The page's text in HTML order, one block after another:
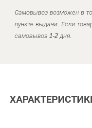
Самовывоз возможен в
пункте выдачи. Если
самовывоз 1-2 дня.